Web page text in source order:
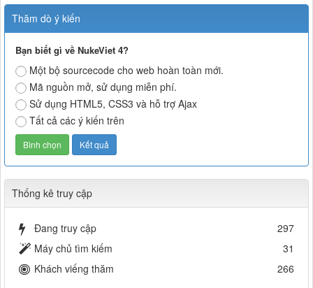
Thăm dò ý kiến
Bạn biết gì về NukeViet 4?
Một bộ sourcecode cho web hoàn toàn mới.
Mã nguồn mở, sử dụng miễn phí.
Sử dụng HTML5, CSS3 và hỗ trợ Ajax
Tất cả các ý kiến trên
Thống kê truy cập
Đang truy cập
297
Máy chủ tìm kiếm
31
Khách viếng thăm
266